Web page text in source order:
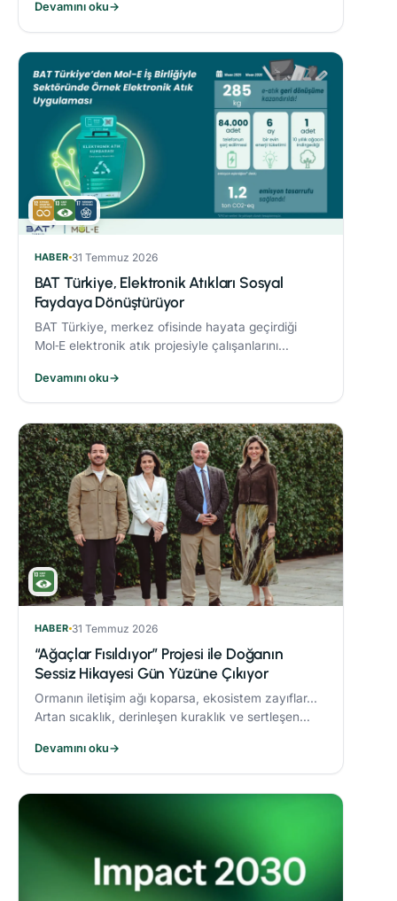
sonucunda %21’lik azaltım sağladı.
Devamını oku→
HABER 31 Temmuz 2026
BAT Türkiye, Elektronik Atıkları Sosyal
Faydaya Dönüştürüyor
BAT Türkiye, merkez ofisinde hayata geçirdiği
Mol‑E elektronik atık projesiyle çalışanlarını
Devamını oku→
HABER 31 Temmuz 2026
“Ağaçlar Fısıldıyor” Projesi ile Doğanın
Sessiz Hikayesi Gün Yüzüne Çıkıyor
Ormanın iletişim ağı koparsa, ekosistem zayıflar...
Artan sıcaklık, derinleşen kuraklık ve sertleşen
getiriyor.
Devamını oku→